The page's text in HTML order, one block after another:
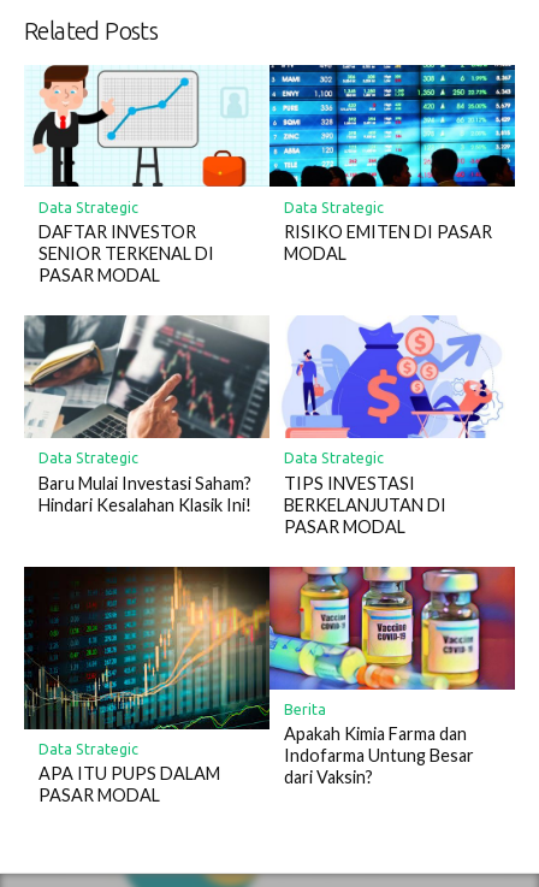
Related Posts
Data Strategic
DAFTAR INVESTOR
SENIOR TERKENAL DI
PASAR MODAL
Data Strategic
RISIKO EMITEN DI PASAR
MODAL
Data Strategic
Baru Mulai Investasi Saham?
Hindari Kesalahan Klasik Ini!
Data Strategic
TIPS INVESTASI
BERKELANJUTAN DI
PASAR MODAL
Data Strategic
APA ITU PUPS DALAM
PASAR MODAL
Berita
Apakah Kimia Farma dan
Indofarma Untung Besar
dari Vaksin?